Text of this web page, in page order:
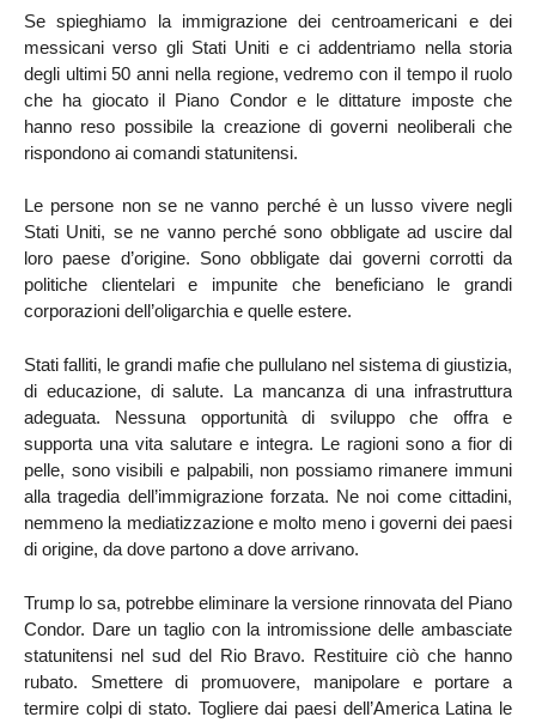
Se spieghiamo la immigrazione dei centroamericani e dei
messicani verso gli Stati Uniti e ci addentriamo nella storia
degli ultimi 50 anni nella regione, vedremo con il tempo il ruolo
che ha giocato il Piano Condor e le dittature imposte che
hanno reso possibile la creazione di governi neoliberali che
rispondono ai comandi statunitensi.
Le persone non se ne vanno perché è un lusso vivere negli
Stati Uniti, se ne vanno perché sono obbligate ad uscire dal
loro paese d’origine. Sono obbligate dai governi corrotti da
politiche clientelari e impunite che beneficiano le grandi
corporazioni dell’oligarchia e quelle estere.
Stati falliti, le grandi mafie che pullulano nel sistema di giustizia,
di educazione, di salute. La mancanza di una infrastruttura
adeguata. Nessuna opportunità di sviluppo che offra e
supporta una vita salutare e integra. Le ragioni sono a fior di
pelle, sono visibili e palpabili, non possiamo rimanere immuni
alla tragedia dell’immigrazione forzata. Ne noi come cittadini,
nemmeno la mediatizzazione e molto meno i governi dei paesi
di origine, da dove partono a dove arrivano.
Trump lo sa, potrebbe eliminare la versione rinnovata del Piano
Condor. Dare un taglio con la intromissione delle ambasciate
statunitensi nel sud del Rio Bravo. Restituire ciò che hanno
rubato. Smettere di promuovere, manipolare e portare a
termire colpi di stato. Togliere dai paesi dell’America Latina le